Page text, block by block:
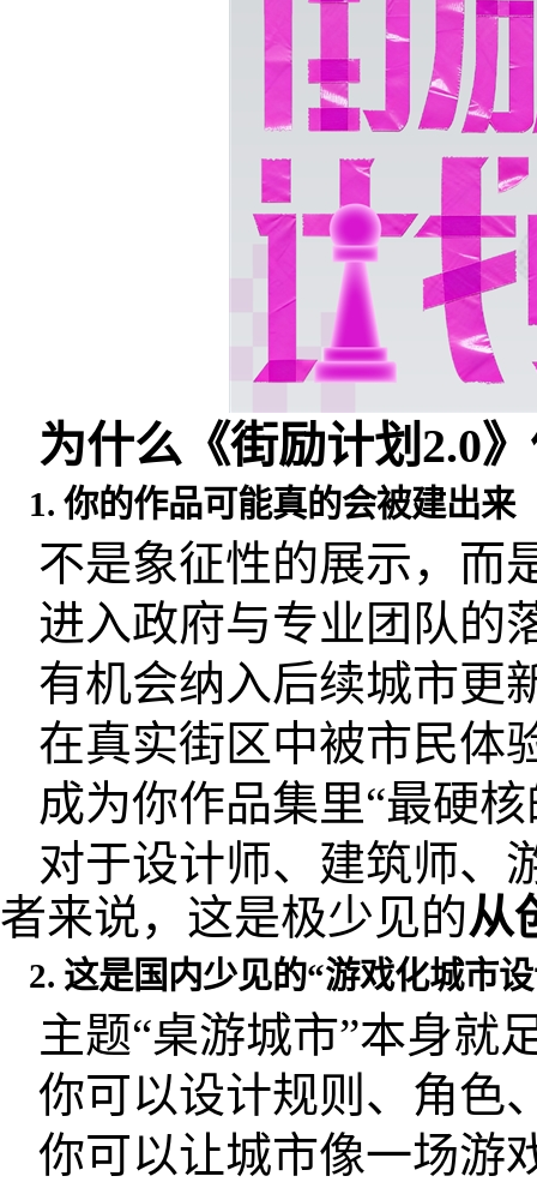
为什么《街励计划2.0
1. 你的作品可能真的会被建出来
不是象征性的展示，而
进入政府与专业团队的
有机会纳入后续城市更
在真实街区中被市民体
成为你作品集里“最硬
对于设计师、建筑师、
者来说，这是极少见的从
2. 这是国内少见的“游戏化城市
主题“桌游城市”本身就
你可以设计规则、角色
你可以让城市像一场游